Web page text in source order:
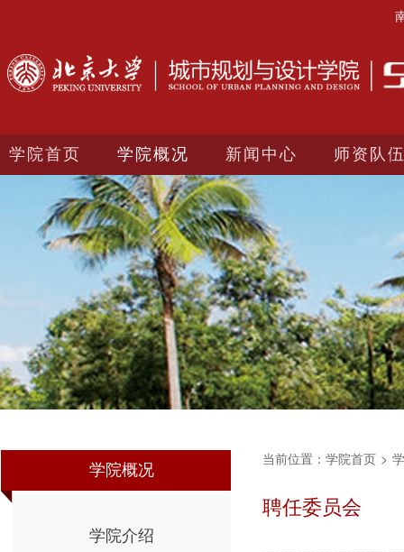
学院首页 学院概况 新闻中心 师资队
学院概况
学院介绍
当前位置： 学院首页 >
聘任委员会